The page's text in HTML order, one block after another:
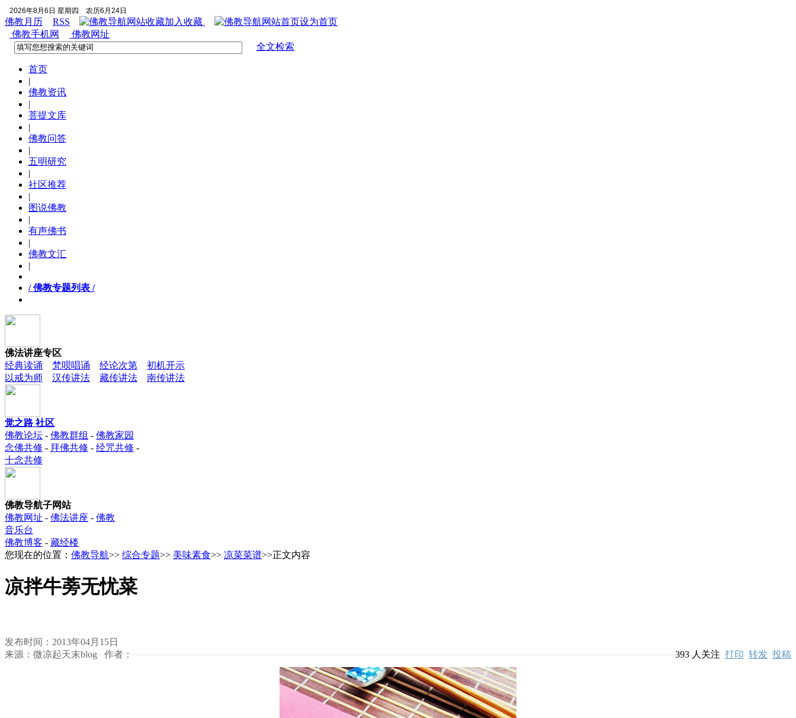
2026年8月6日 星期四 农历6月24日
佛教月历 RSS 加入收藏
设为首页
佛教手机网
佛教网址
全文检索
首页
|
佛教资讯
|
菩提文库
|
佛教问答
|
五明研究
|
社区推荐
|
图说佛教
|
有声佛书
|
佛教文汇
|
/ 佛教专题列表 /
佛法讲座专区
经典读诵
梵呗唱诵 经论次第
初机开示
以戒为师
汉传讲法 藏传讲法 南传讲法
觉之路 社区
佛教论坛 - 佛教群组 - 佛教家园
念佛共修 - 拜佛共修 - 经咒共修 -
十念共修
佛教导航子网站
佛教网址 - 佛法讲座 - 佛教
音乐台
佛教博客 - 藏经楼
您现在的位置： 佛教导航>> 综合专题>> 美味素食>> 凉菜菜谱>>正文内容
凉拌牛蒡无忧菜
发布时间：2013年04月15日
来源：微凉起天末blog 作者：
393人关注 打印 转发 投稿